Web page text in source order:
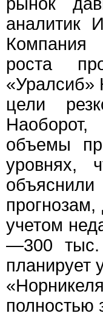
аналитик
Компания
роста
«Уралсиб»
цели
Наоборот,
объемы
уровнях,
учетом
—300
планирует
полностью